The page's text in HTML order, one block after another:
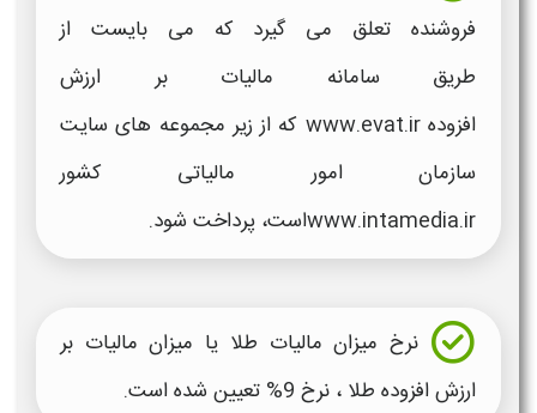
فروشنده تعلق می گیرد که می بایست از
طریق سامانه مالیات بر ارزش
افزوده
www.evat.ir که از زیر مجموعه های سایت
سازمان امور مالیاتی کشور
www.intamedia.irاست، پرداخت شود.
نرخ میزان مالیات طلا یا میزان مالیات بر
ارزش افزوده طلا ، نرخ 9% تعیین شده است.